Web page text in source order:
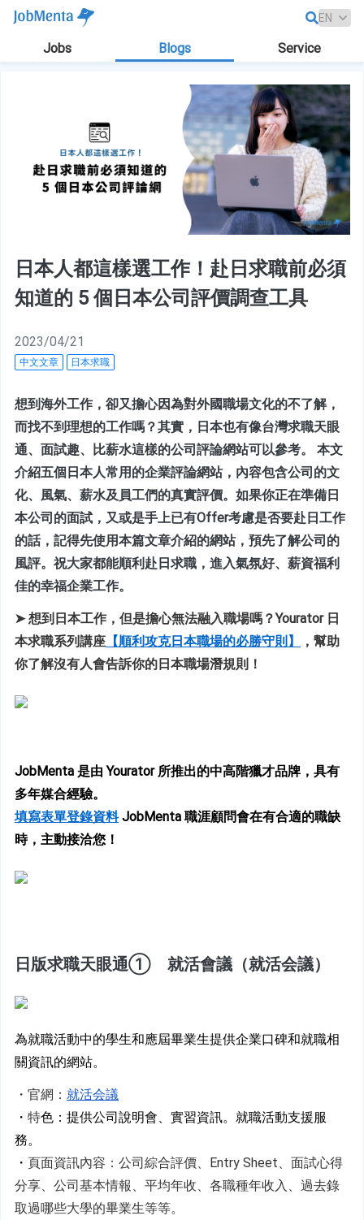
Jobs Blogs Service
日本人都這樣選工作！赴日求職前必須
知道的 5 個日本公司評價調查工具
2023/04/21
中文文章 日本求職
想到海外工作，卻又擔心因為對外國職場文化的不了解，
而找不到理想的工作嗎？其實，日本也有像台灣求職天眼
通、面試趣、比薪水這樣的公司評論網站可以參考。 本文
介紹五個日本人常用的企業評論網站，內容包含公司的文
化、風氣、薪水及員工們的真實評價。如果你正在準備日
本公司的面試，又或是手上已有Offer考慮是否要赴日工作
的話，記得先使用本篇文章介紹的網站，預先了解公司的
風評。祝大家都能順利赴日求職，進入氣氛好、薪資福利
佳的幸福企業工作。
➤ 想到日本工作，但是擔心無法融入職場嗎？Yourator 日
本求職系列講座 【順利攻克日本職場的必勝守則】
，幫助
你了解沒有人會告訴你的日本職場潛規則！
JobMenta 是由 Yourator 所推出的中高階獵才品牌，具有
多年媒合經驗。
填寫表單登錄資料 JobMenta 職涯顧問會在有合適的職缺
時，主動接洽您！
日版求職天眼通①　就活會議（就活会議）
為就職活動中的學生和應屆畢業生提供企業口碑和就職相
關資訊的網站。
・官網： 就活会議
・ 特色：提供公司說明會、實習資訊。就職活動支援服
務。
・ 頁面資訊內容：公司綜合評價、Entry Sheet、面試心得
分享、公司基本情報、平均年收、各職種年收入、過去錄
取過哪些大學的畢業生等等。